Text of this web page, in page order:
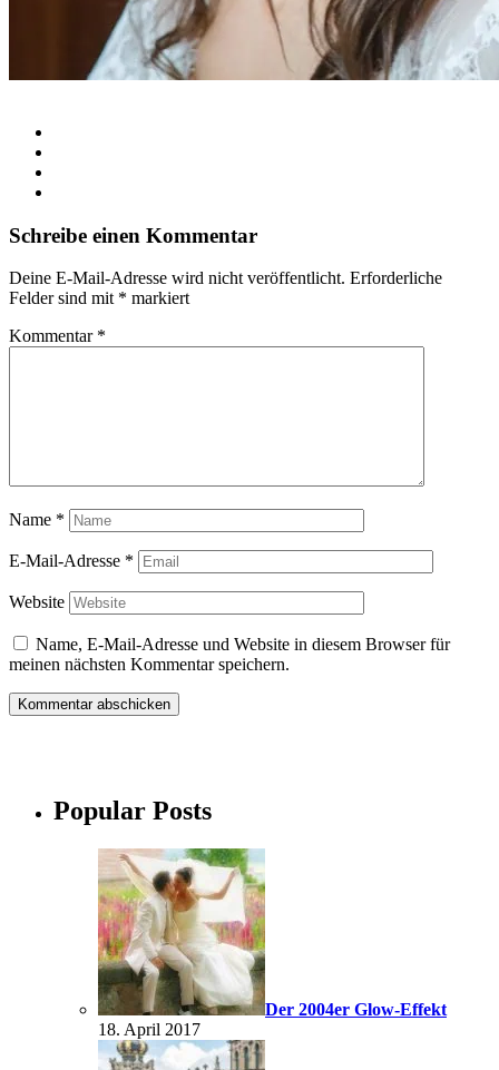
Schreibe einen Kommentar
Deine E-Mail-Adresse wird nicht veröffentlicht. Erforderliche
Felder sind mit * markiert
Kommentar *
Name *
E-Mail-Adresse *
Website
Name, E-Mail-Adresse und Website in diesem Browser für
meinen nächsten Kommentar speichern.
Popular Posts
Der 2004er Glow-Effekt
18. April 2017